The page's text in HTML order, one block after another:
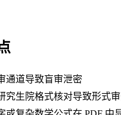
通道导致盲审泄密
究生院格式核对导致形式